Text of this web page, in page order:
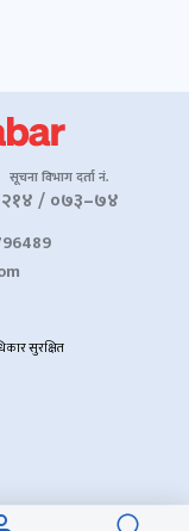
सूचना विभाग दर्ता नं.
२१४ / ०७३–७४
सुरक्षित